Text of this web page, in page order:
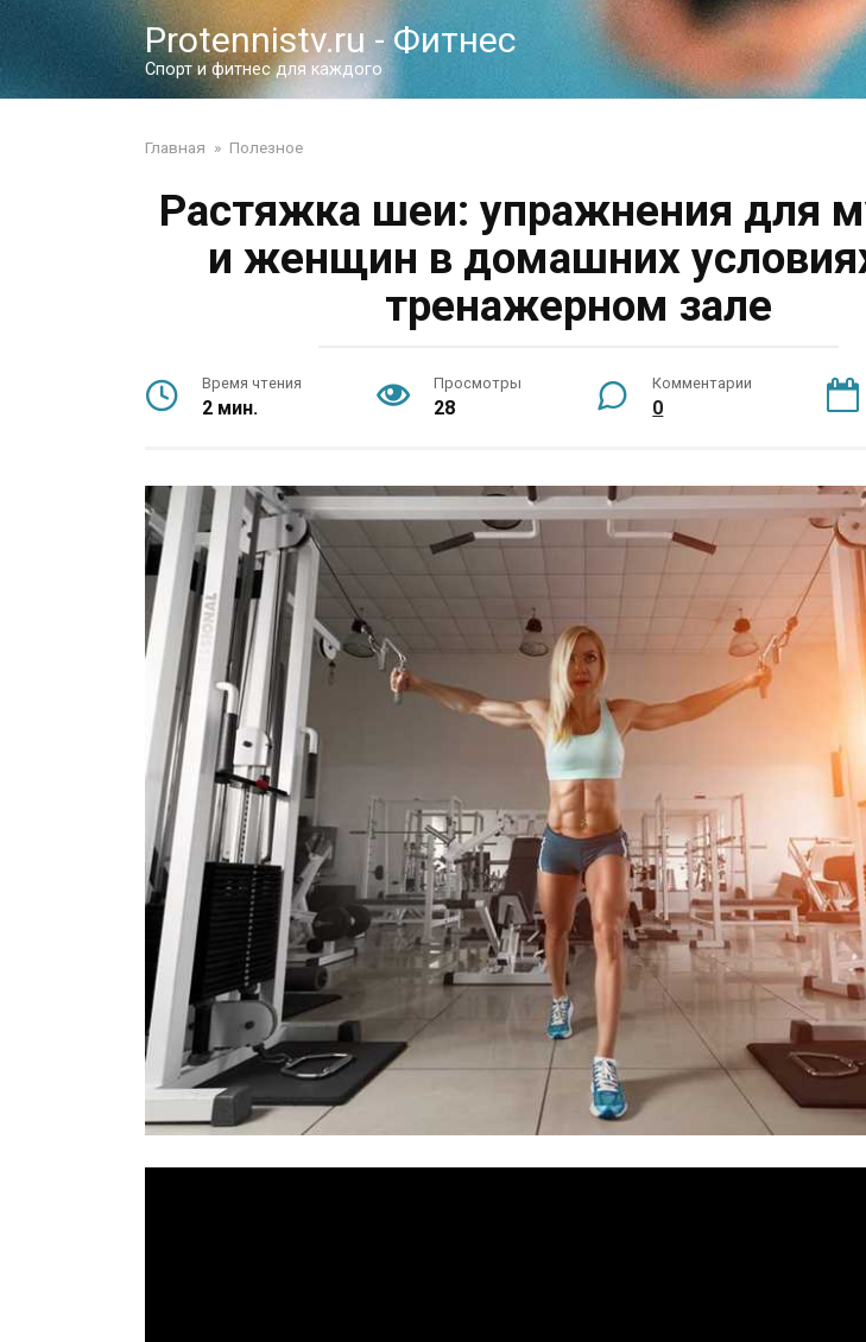
Перейти
контенту
Protennistv.ru - Фитнес
Спорт и фитнес для каждого
Главная » Полезное
Растяжка шеи: упражнения для
и женщин в домашних
тренажерном зале
Время чтения
2 мин.
Просмотры
28
Комментарии
0